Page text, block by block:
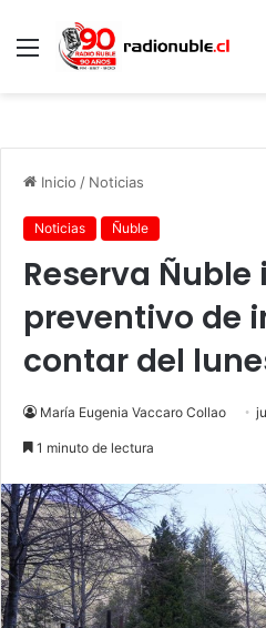
Menú
Inicio / Noticias
Noticias Ñuble
Reserva
preventivo de
contar del
María Eugenia Vaccaro Collao
1 minuto de lectura